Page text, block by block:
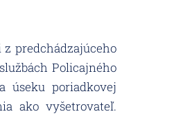
predchádzajúceho
Policajného
úseku poriadkovej
ako vyšetrovateľ.